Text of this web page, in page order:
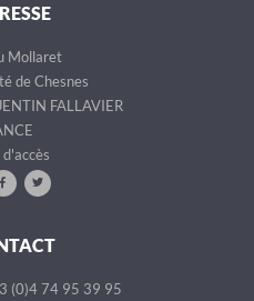
Mollaret
de Chesnes
FALLAVIER
d'accès
(0)4 74 95 39 95